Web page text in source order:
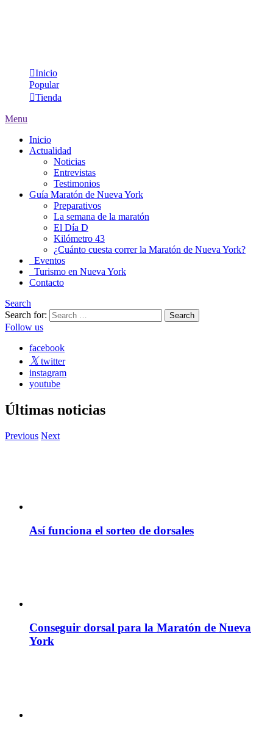
Inicio
Popular
Tienda
Menu
Inicio
Actualidad
Noticias
Entrevistas
Testimonios
Guía Maratón de Nueva York
Preparativos
La semana de la maratón
El Día D
Kilómetro 43
¿Cuánto cuesta correr la Maratón de Nueva York?
Eventos
Turismo en Nueva York
Contacto
Search
Search for:
Follow us
facebook
twitter
instagram
youtube
Últimas noticias
Previous Next
Así funciona el sorteo de dorsales
Conseguir dorsal para la Maratón de Nueva
York